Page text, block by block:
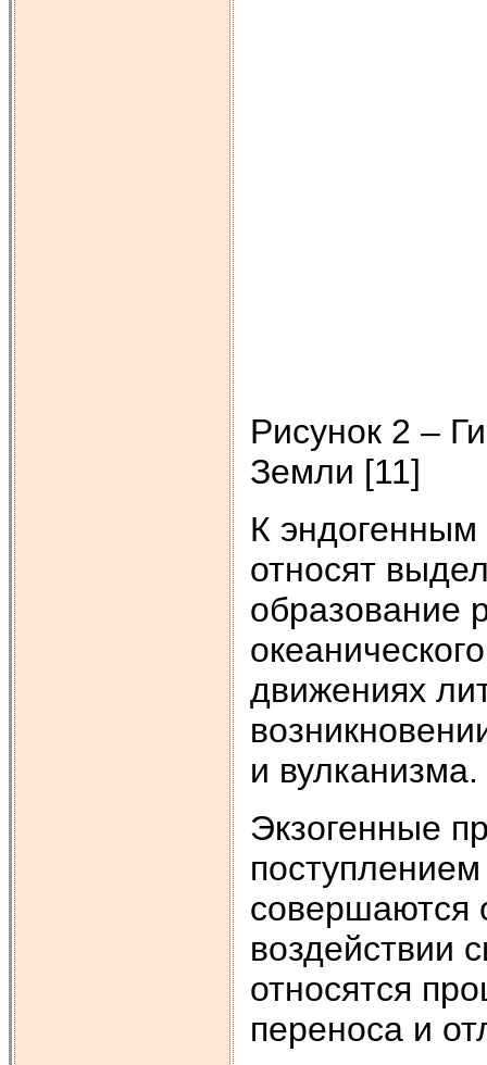
Рисунок 2 –
Земли [11]
К
относят
образование
движениях
и вулканизма.
Экзогенные
совершаются
воздействии
относятся
переноса и